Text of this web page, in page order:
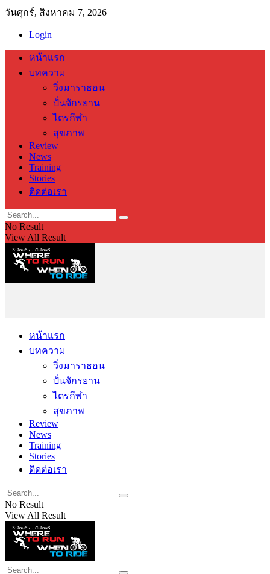
วันศุกร์, สิงหาคม 7, 2026
Login
หน้าแรก
บทความ
วิ่งมาราธอน
ปั่นจักรยาน
ไตรกีฬา
สุขภาพ
Review
News
Training
Stories
ติดต่อเรา
No Result
View All Result
หน้าแรก
บทความ
วิ่งมาราธอน
ปั่นจักรยาน
ไตรกีฬา
สุขภาพ
Review
News
Training
Stories
ติดต่อเรา
No Result
View All Result